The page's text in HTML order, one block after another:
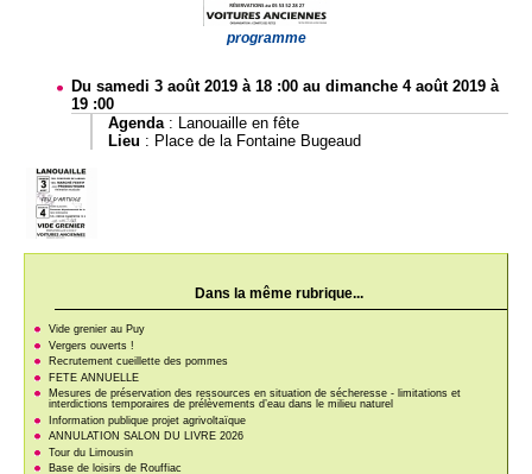
programme
Du samedi 3 août 2019 à 18 :00 au dimanche 4 août 2019 à
19 :00
Agenda: Lanouaille en fête
Lieu : Place de la Fontaine Bugeaud
Dans la même rubrique...
Vide grenier au Puy
Vergers ouverts !
Recrutement cueillette des pommes
FETE ANNUELLE
Mesures de préservation des ressources en situation de sécheresse - limitations et
interdictions temporaires de prélèvements d’eau dans le milieu naturel
Information publique projet agrivoltaïque
ANNULATION SALON DU LIVRE 2026
Tour du Limousin
Base de loisirs de Rouffiac